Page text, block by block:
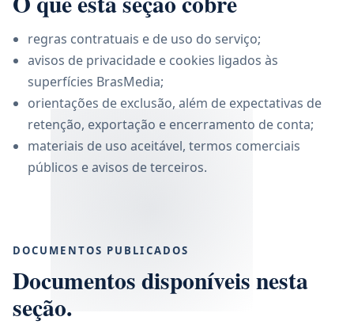
regras contratuais e de uso do serviço;
avisos de privacidade e cookies ligados às
superfícies BrasMedia;
orientações de exclusão, além de expectativas de
retenção, exportação e encerramento de conta;
materiais de uso aceitável, termos comerciais
públicos e avisos de terceiros.
DOCUMENTOS PUBLICADOS
Documentos disponíveis nesta
seção.